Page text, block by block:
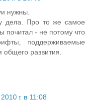
нужны.
дела. Про то же самое
почитал - не потому что
поддерживаемые
развития.
г. в 11:08